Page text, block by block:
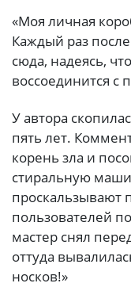
«Моя личная
Каждый раз
сюда, надеясь,
воссоединится с
У автора
пять лет.
корень зла и
стиральную
проскальзывают
пользователей
мастер снял
оттуда
носков!»